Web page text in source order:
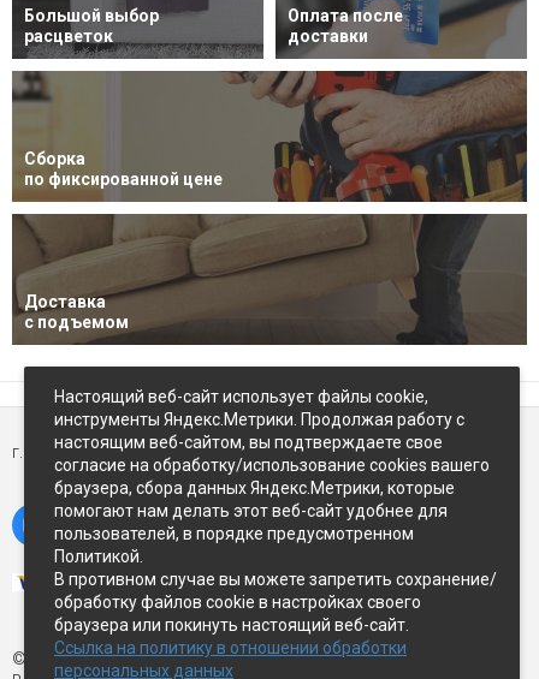
Большой выбор
расцветок
Оплата после
доставки
Сборка
по фиксированной цене
Доставка
с подъемом
г. Петропавловск-Камчатский,ул Восточное-шоссе, д.5
© Экспострой, 2026 г.
Настоящий веб-сайт использует файлы cookie,
инструменты Яндекс.Метрики. Продолжая работу с
настоящим веб-сайтом, вы подтверждаете свое
согласие на обработку/использование cookies вашего
браузера, сбора данных Яндекс.Метрики, которые
помогают нам делать этот веб-сайт удобнее для
пользователей, в порядке предусмотренном
Политикой.
В противном случае вы можете запретить сохранение/
обработку файлов cookie в настройках своего
браузера или покинуть настоящий веб-сайт.
Ссылка на политику в отношении обработки
персональных данных